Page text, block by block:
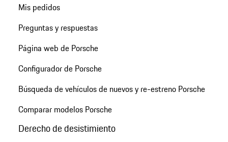
Mis pedidos
Preguntas y respuestas
Página web de Porsche
Configurador de Porsche
Búsqueda de vehículos de nuevos y re-estreno Porsche
Comparar modelos Porsche
Derecho de desistimiento